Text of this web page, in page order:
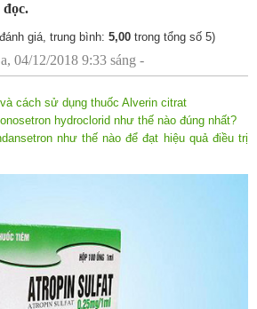
đọc.
đánh giá, trung bình: 5,00 trong tổng số 5)
04/12/2018 9:33 sáng -
cách sử dụng thuốc Alverin citrat
hydroclorid như thế nào đúng nhất?
như thế nào để đạt hiệu quả điều trị